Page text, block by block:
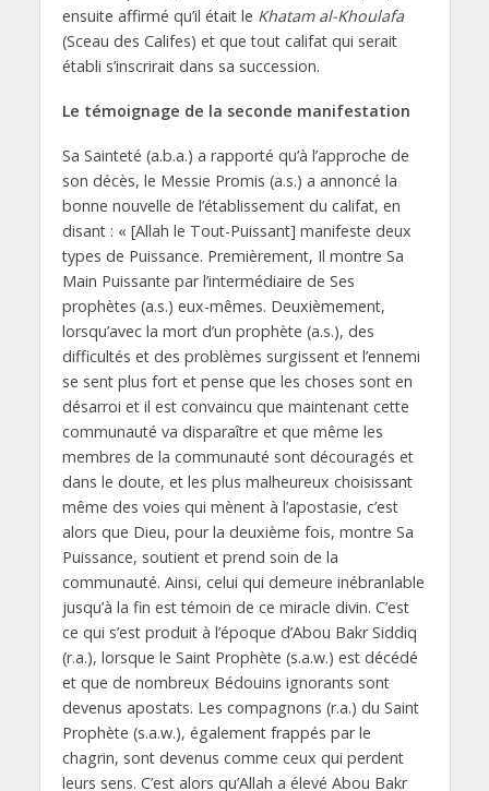
ensuite affirmé qu’il était le Khatam al-Khoulafa
(Sceau des Califes) et que tout califat qui serait
établi s’inscrirait dans sa succession.
Le témoignage de la seconde manifestation
Sa Sainteté (a.b.a.) a rapporté qu’à l’approche de
son décès, le Messie Promis (a.s.) a annoncé la
bonne nouvelle de l’établissement du califat, en
disant : « [Allah le Tout-Puissant] manifeste deux
types de Puissance. Premièrement, Il montre Sa
Main Puissante par l’intermédiaire de Ses
prophètes (a.s.) eux-mêmes. Deuxièmement,
lorsqu’avec la mort d’un prophète (a.s.), des
difficultés et des problèmes surgissent et l’ennemi
se sent plus fort et pense que les choses sont en
désarroi et il est convaincu que maintenant cette
communauté va disparaître et que même les
membres de la communauté sont découragés et
dans le doute, et les plus malheureux choisissant
même des voies qui mènent à l’apostasie, c’est
alors que Dieu, pour la deuxième fois, montre Sa
Puissance, soutient et prend soin de la
communauté. Ainsi, celui qui demeure inébranlable
jusqu’à la fin est témoin de ce miracle divin. C’est
ce qui s’est produit à l’époque d’Abou Bakr Siddiq
(r.a.), lorsque le Saint Prophète (s.a.w.) est décédé
et que de nombreux Bédouins ignorants sont
devenus apostats. Les compagnons (r.a.) du Saint
Prophète (s.a.w.), également frappés par le
chagrin, sont devenus comme ceux qui perdent
leurs sens. C’est alors qu’Allah a élevé Abou Bakr